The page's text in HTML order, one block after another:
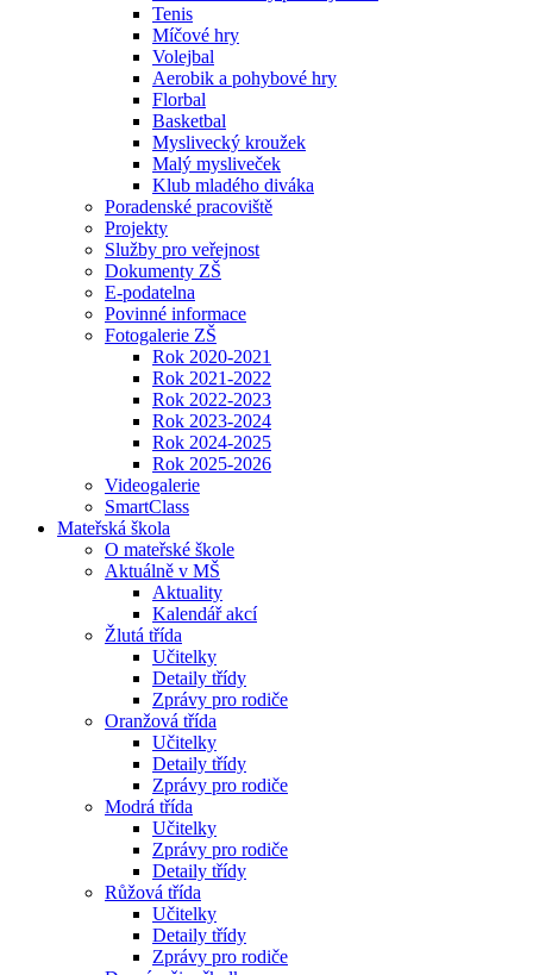
Tenis
Míčové hry
Volejbal
Aerobik a pohybové hry
Florbal
Basketbal
Myslivecký kroužek
Malý mysliveček
Klub mladého diváka
Poradenské pracoviště
Projekty
Služby pro veřejnost
Dokumenty ZŠ
E-podatelna
Povinné informace
Fotogalerie ZŠ
Rok 2020-2021
Rok 2021-2022
Rok 2022-2023
Rok 2023-2024
Rok 2024-2025
Rok 2025-2026
Videogalerie
SmartClass
Mateřská škola
O mateřské škole
Aktuálně v MŠ
Aktuality
Kalendář akcí
Žlutá třída
Učitelky
Detaily třídy
Zprávy pro rodiče
Oranžová třída
Učitelky
Detaily třídy
Zprávy pro rodiče
Modrá třída
Učitelky
Zprávy pro rodiče
Detaily třídy
Růžová třída
Učitelky
Detaily třídy
Zprávy pro rodiče